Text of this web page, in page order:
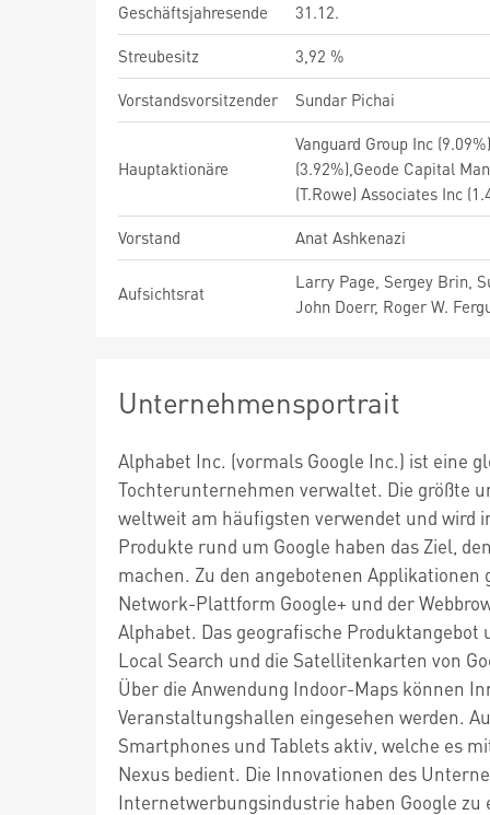
Geschäftsjahresende
31.12.
Streubesitz
3,92 %
Vorstandsvorsitzender
Sundar Pichai
Hauptaktionäre
Vanguard Group Inc
(3.92%),Geode Capital
(T.Rowe) Associates Inc
Vorstand
Anat Ashkenazi
Aufsichtsrat
Larry Page, Sergey Brin,
John Doerr, Roger W.
Unternehmensportrait
Alphabet Inc. (vormals Google Inc.) ist eine
Tochterunternehmen verwaltet. Die größte
weltweit am häufigsten verwendet und wird
Produkte rund um Google haben das Ziel,
machen. Zu den angebotenen
Network-Plattform Google+ und der
Alphabet. Das geografische
Local Search und die Satellitenkarten von
Über die Anwendung Indoor-Maps können
Veranstaltungshallen eingesehen werden.
Smartphones und Tablets aktiv, welche es
Nexus bedient. Die Innovationen des
Internetwerbungsindustrie haben Google